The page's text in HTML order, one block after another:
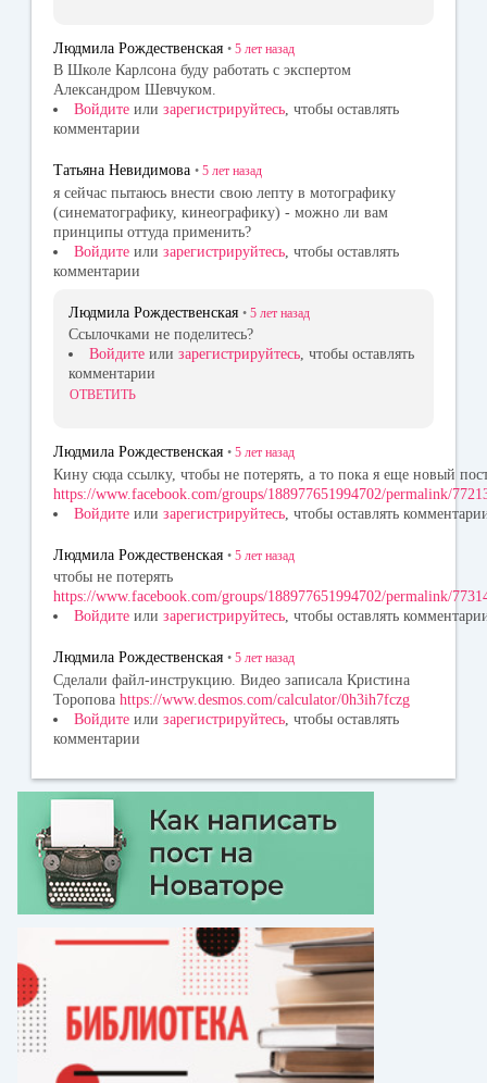
Людмила Рождественская • 5 лет назад
В Школе Карлсона буду работать с экспертом
Александром Шевчуком.
Войдите или зарегистрируйтесь, чтобы оставлять
комментарии
Татьяна Невидимова • 5 лет назад
я сейчас пытаюсь внести свою лепту в мотографику
(синематографику, кинеографику) - можно ли вам
принципы оттуда применить?
Войдите или зарегистрируйтесь , чтобы оставлять
комментарии
Людмила Рождественская • 5 лет назад
Ссылочками не поделитесь?
Войдите или зарегистрируйтесь, чтобы оставлять
комментарии
ОТВЕТИТЬ
Людмила Рождественская • 5 лет назад
Кину сюда ссылку, чтобы не потерять, а то пока я еще новый
https://www.facebook.com/groups/188977651994702/permalink/
Войдите или зарегистрируйтесь , чтобы оставлять
Людмила Рождественская • 5 лет назад
чтобы не потерять
https://www.facebook.com/groups/188977651994702/permalink/
Войдите или зарегистрируйтесь, чтобы оставлять
Людмила Рождественская • 5 лет назад
Сделали файл-инструкцию. Видео записала Кристина
Торопова https://www.desmos.com/calculator/0h3ih7fczg
Войдите или зарегистрируйтесь , чтобы оставлять
комментарии